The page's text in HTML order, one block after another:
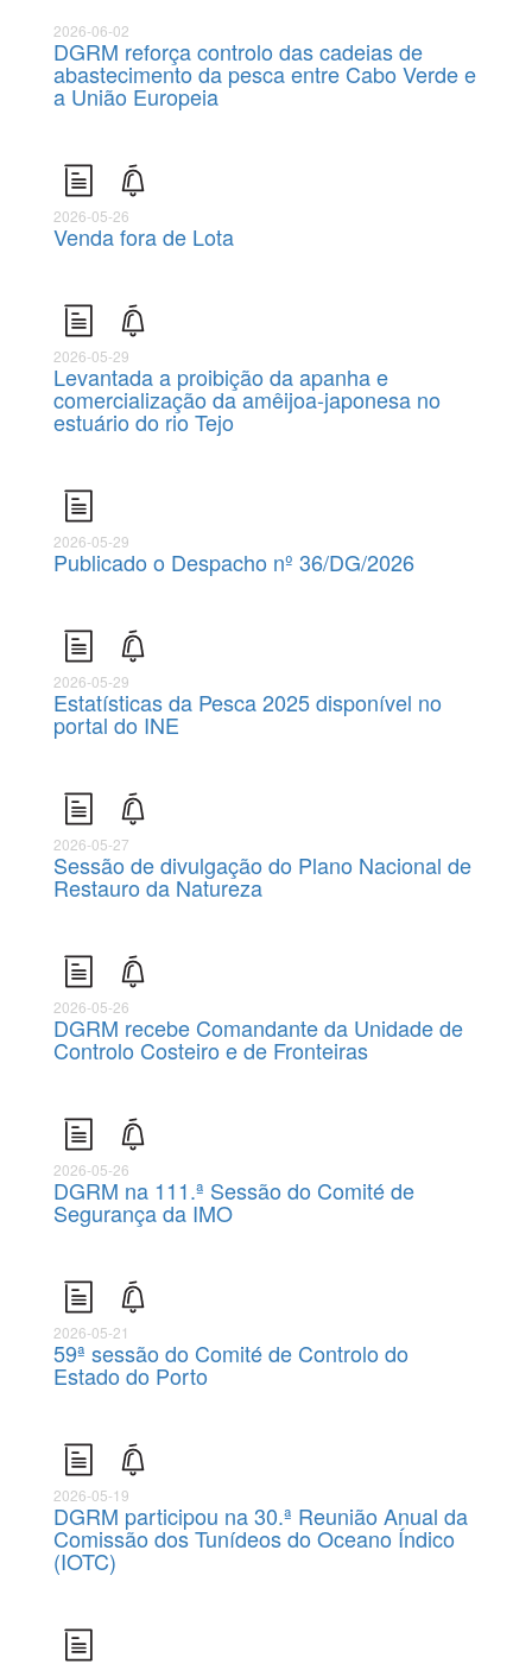
2026-06-02
DGRM reforça controlo das cadeias de
abastecimento da pesca entre Cabo Verde e
a União Europeia
2026-05-26
Venda fora de Lota
2026-05-29
Levantada a proibição da apanha e
comercialização da amêijoa-japonesa no
estuário do rio Tejo
2026-05-29
Publicado o Despacho nº 36/DG/2026
2026-05-29
Estatísticas da Pesca 2025 disponível no
portal do INE
2026-05-27
Sessão de divulgação do Plano Nacional de
Restauro da Natureza
2026-05-26
DGRM recebe Comandante da Unidade de
Controlo Costeiro e de Fronteiras
2026-05-26
DGRM na 111.ª Sessão do Comité de
Segurança da IMO
2026-05-21
59ª sessão do Comité de Controlo do
Estado do Porto
2026-05-19
DGRM participou na 30.ª Reunião Anual da
Comissão dos Tunídeos do Oceano Índico
(IOTC)